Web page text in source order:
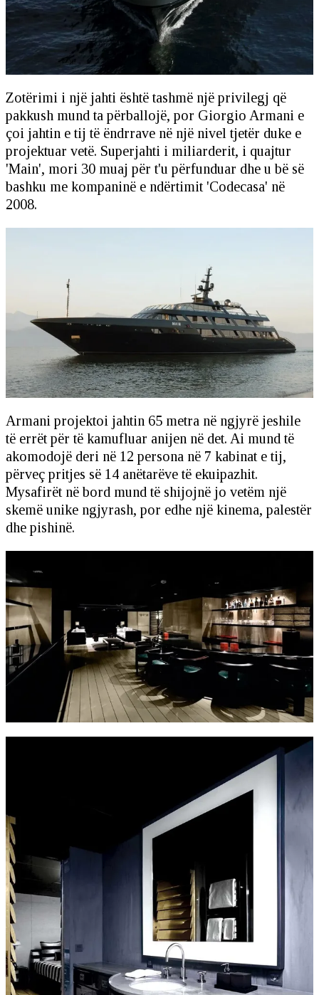
Zotërimi i një jahti është tashmë një privilegj që
pakkush mund ta përballojë, por Giorgio Armani e
çoi jahtin e tij të ëndrrave në një nivel tjetër duke e
projektuar vetë. Superjahti i miliarderit, i quajtur
'Main', mori 30 muaj për t'u përfunduar dhe u bë së
bashku me kompaninë e ndërtimit 'Codecasa' në
2008.
Armani projektoi jahtin 65 metra në ngjyrë jeshile
të errët për të kamufluar anijen në det. Ai mund të
akomodojë deri në 12 persona në 7 kabinat e tij,
përveç pritjes së 14 anëtarëve të ekuipazhit.
Mysafirët në bord mund të shijojnë jo vetëm një
skemë unike ngjyrash, por edhe një kinema, palestër
dhe pishinë.